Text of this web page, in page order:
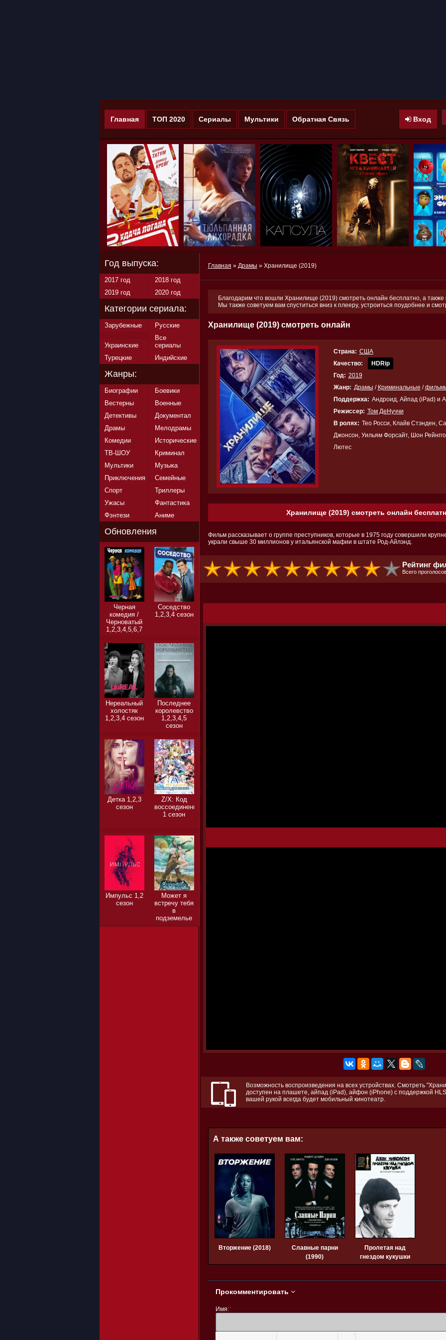
Главная ТОП 2020 Сериалы Мультики Обратная Связь Вход
Главная » Драмы » Хранилище (2019)
Благодарим что вошли Хранилище (2019) смотреть онлайн бесплатно, а
Мы также советуем вам спуститься вниз к плееру, устроиться поудобнее и
Хранилище (2019) смотреть онлайн
Страна: США
Качество:
HDRip
Год: 2019
Жанр: Драмы / Криминальные /
Поддержка: Андроид, Айпад (iPad) и
Режиссер: Том ДеНуччи
В ролях: Тео Росси, Клайв Стэнден,
Джонсон, Уильям Форсайт, Шон
Лютес
Хранилище (2019) смотреть онлайн
Фильм рассказывает о группе преступников, которые в 1975 году совершили
украли свыше 30 миллионов у итальянской мафии в штате Род-Айлэнд.
Рейтинг
Всего
Возможность воспроизведения на всех устройствах. Смотреть
доступен на плашете, айпад (iPad), айфон (iPhone) с поддержкой
вашей рукой всегда будет мобильный кинотеатр.
А также советуем вам:
Вторжение (2018)
Славные парни
(1990)
Пролетая над
гнездом кукушки
(1975)
Прокомментировать
Имя:*
Год выпуска:
2017 год
2018 год
2019 год
2020 год
Категории сериала:
Зарубежные Русские
Украинские
Все
сериалы
Турецкие
Индийские
Жанры:
Биографии
Боевики
Вестерны
Военные
Детективы
Документал
Драмы
Мелодрамы
Комедии
Исторические
ТВ-ШОУ
Криминал
Мультики
Музыка
Приключения
Семейные
Спорт
Триллеры
Ужасы
Фантастика
Фэнтези
Аниме
Обновления
Черная
комедия /
Черноватый
1,2,3,4,5,6,7
Соседство
1,2,3,4 сезон
Нереальный
холостяк
1,2,3,4 сезон
Последнее
королевство
1,2,3,4,5
сезон
Детка 1,2,3
сезон
Z/X: Код
воссоединения
1 сезон
Импульс 1,2
сезон
Может я
встречу тебя
в
подземелье
1,2,3 сезон